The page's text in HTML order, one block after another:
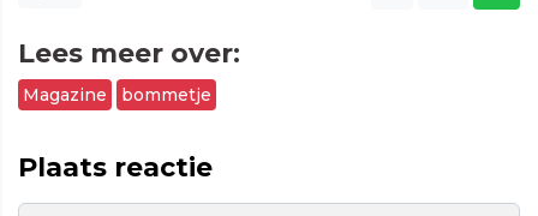
Lees meer over:
Magazine bommetje
Plaats reactie